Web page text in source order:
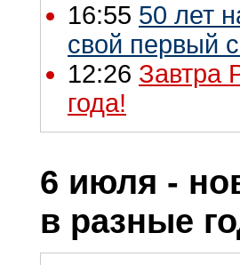
16:55 50 лет
свой первый
12:26 Завтра
года!
6 июля -
в разные